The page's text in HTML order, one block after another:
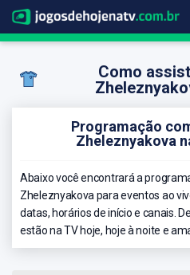
Como
Programação
Zheleznyakova
Abaixo você encontrará a
Zheleznyakova para eventos ao
datas, horários de início e canais.
estão na TV hoje, hoje à noite e